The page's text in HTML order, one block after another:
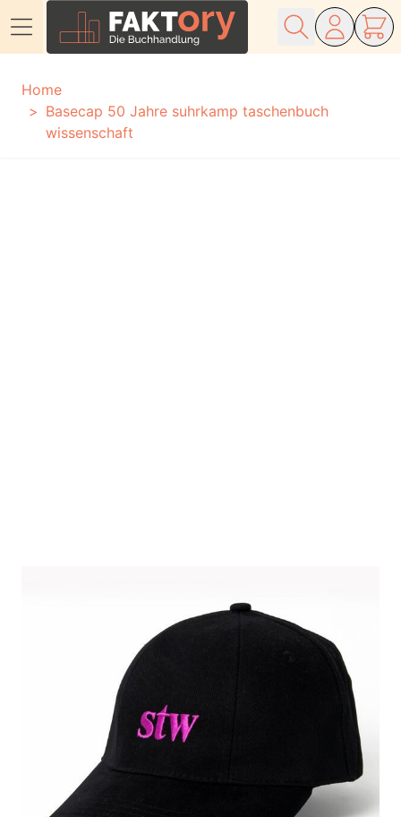
Home
Basecap 50 Jahre suhrkamp taschenbuch
wissenschaft
Basecap 50 Jahre
suhrkamp
taschenbuch
wissenschaft